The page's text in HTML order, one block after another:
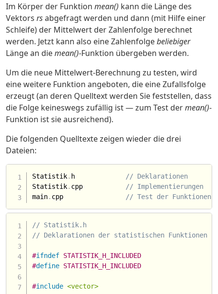
Im Körper der Funktion mean() kann die Länge des
Vektors rsabgefragt werden und dann (mit Hilfe einer
Schleife) der Mittelwert der Zahlenfolge berechnet
werden. Jetzt kann also eine Zahlenfolgebeliebiger
Länge an diemean()-Funktion übergeben werden.
Um die neue Mittelwert-Berechnung zu testen, wird
eine weitere Funktion angeboten, die eine Zufallsfolge
erzeugt (an deren Quelltext werden Sie feststellen, dass
die Folge keineswegs zufällig ist — zum Test dermean()-
Funktion ist sie ausreichend).
Die folgenden Quelltexte zeigen wieder die drei
Dateien:
Statistik. h
// Deklarationen
Statistik. cpp
// Implementierungen
main. cpp // Test der Funktionen
// Statistik.h
// Deklarationen der statistischen Funktionen
#ifndef STATISTIK_H_INCLUDED
#define STATISTIK_H_INCLUDED
#include <vector>